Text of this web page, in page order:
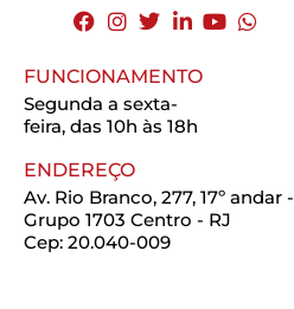
FUNCIONAMENTO
Segunda a sexta-
feira, das 10h às 18h
ENDEREÇO
Av. Rio Branco, 277, 17º andar -
Grupo 1703 Centro - RJ
Cep: 20.040-009